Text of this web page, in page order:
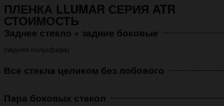
ПЛЕНКА LLUMAR СЕРИЯ ATR
СТОИМОСТЬ
Заднее стекло + задние боковые
(задняя полусфера)
Все стекла целиком без лобового
Пара боковых стекол